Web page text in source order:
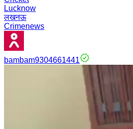
Lucknow
लखनऊ
Crimenews
bambam9304661441